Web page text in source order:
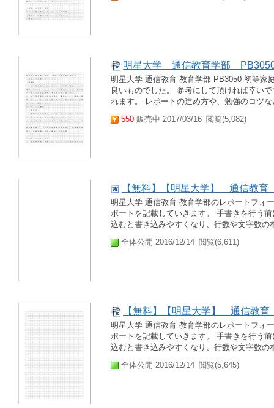
明星大学 通信教育学部 PB3050
明星大学 通信教育 教育学部 PB3050 初等家
良いものでした。 参考にして頂ければ幸い
れます。 レポートの進め方や、勉強のコツ
550 販売中 2017/03/16 閲覧(5,082)
【無料】【明星大学】 通信教
明星大学 通信教育 教育学部のレポートフォ
ポートを記載していきます。 手書きを行う
込むと書き込みやすくなり、行数や文字数
全体公開 2016/12/14 閲覧(6,611)
【無料】【明星大学】 通信教
明星大学 通信教育 教育学部のレポートフォ
ポートを記載していきます。 手書きを行う
込むと書き込みやすくなり、行数や文字数
全体公開 2016/12/14 閲覧(5,645)